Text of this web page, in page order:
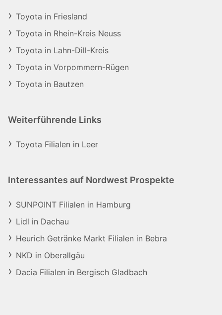
Toyota in Friesland
Toyota in Rhein-Kreis Neuss
Toyota in Lahn-Dill-Kreis
Toyota in Vorpommern-Rügen
Toyota in Bautzen
Weiterführende Links
Toyota Filialen in Leer
Interessantes auf Nordwest Prospekte
SUNPOINT Filialen in Hamburg
Lidl in Dachau
Heurich Getränke Markt Filialen in Bebra
NKD in Oberallgäu
Dacia Filialen in Bergisch Gladbach